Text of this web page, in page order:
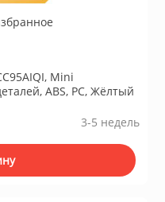
Mini
ABS, PC, Жёлтый
3-5 недель